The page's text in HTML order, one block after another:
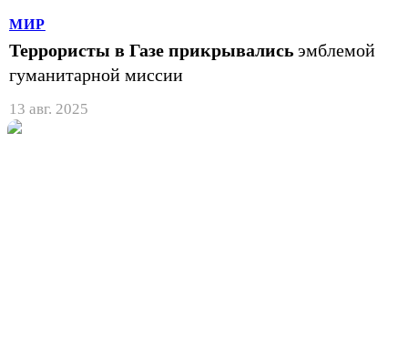
МИР
Террористы в Газе прикрывались эмблемой
гуманитарной миссии
13 авг. 2025